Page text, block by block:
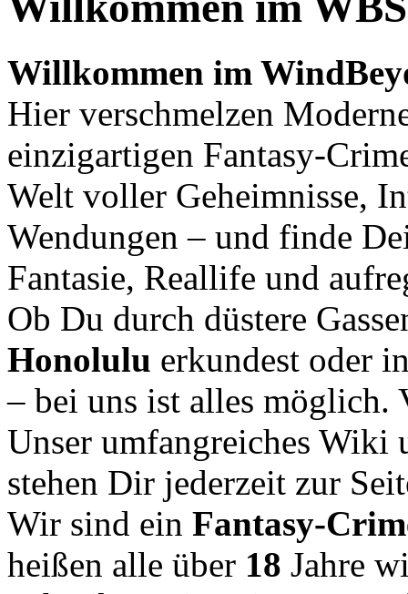
Willkommen im
Hier verschmelzen
einzigartigen Fantasy-
Welt voller Geheimnisse,
Wendungen – und finde
Fantasie, Reallife und
Ob Du durch düstere
Honolulu erkundest oder
– bei uns ist alles möglich.
Unser umfangreiches Wiki
stehen Dir jederzeit zur
Wir sind ein Fantasy-
heißen alle über 18 Jahre